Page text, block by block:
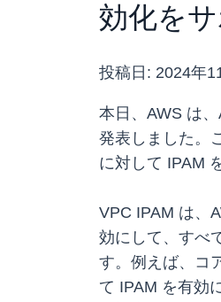
効化をサ
投稿日: 2024年
本日、AWS は
発表しました。
に対して IPAM
VPC IPAM は、
効にして、すべ
す。例えば、コ
て IPAM を有効